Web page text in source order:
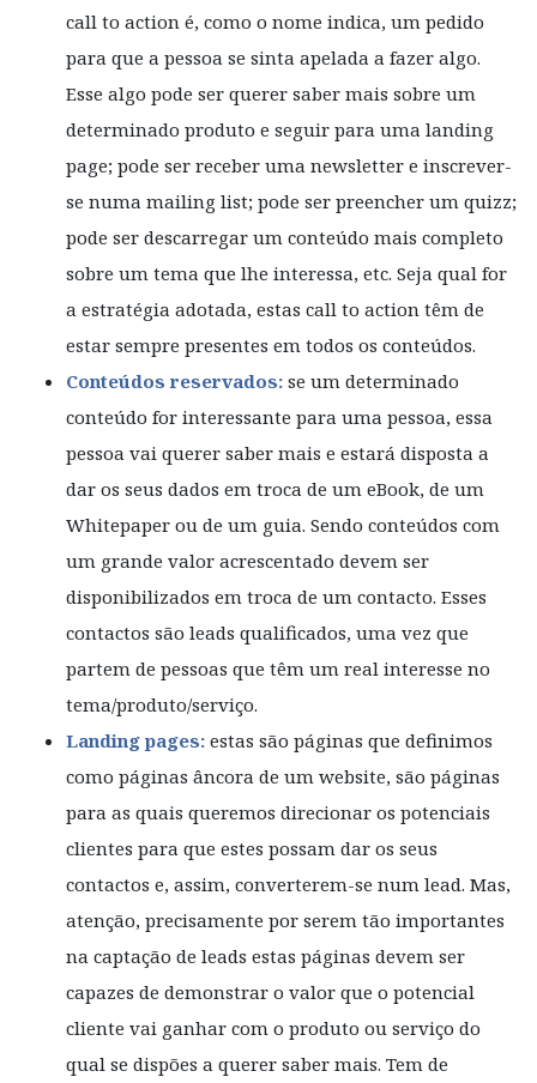
call to action é, como o nome indica, um pedido
para que a pessoa se sinta apelada a fazer algo.
Esse algo pode ser querer saber mais sobre um
determinado produto e seguir para uma landing
page; pode ser receber uma newsletter e inscrever-
se numa mailing list; pode ser preencher um quizz;
pode ser descarregar um conteúdo mais completo
sobre um tema que lhe interessa, etc. Seja qual for
a estratégia adotada, estas call to action têm de
estar sempre presentes em todos os conteúdos.
Conteúdos reservados: se um determinado
conteúdo for interessante para uma pessoa, essa
pessoa vai querer saber mais e estará disposta a
dar os seus dados em troca de um eBook, de um
Whitepaper ou de um guia. Sendo conteúdos com
um grande valor acrescentado devem ser
disponibilizados em troca de um contacto. Esses
contactos são leads qualificados, uma vez que
partem de pessoas que têm um real interesse no
tema/produto/serviço.
Landing pages: estas são páginas que definimos
como páginas âncora de um website, são páginas
para as quais queremos direcionar os potenciais
clientes para que estes possam dar os seus
contactos e, assim, converterem-se num lead. Mas,
atenção, precisamente por serem tão importantes
na captação de leads estas páginas devem ser
capazes de demonstrar o valor que o potencial
cliente vai ganhar com o produto ou serviço do
qual se dispões a querer saber mais. Tem de